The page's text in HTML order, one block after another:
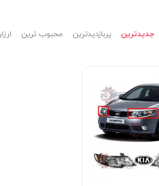
جدیدترین پربازدیدترین محبوب ترین